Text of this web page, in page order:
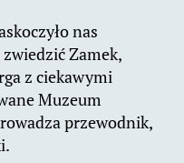
nas
Zamek,
z ciekawymi
Muzeum
przewodnik,